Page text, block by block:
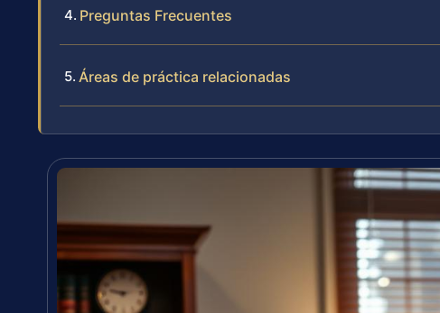
Preguntas Frecuentes
Áreas de práctica relacionadas